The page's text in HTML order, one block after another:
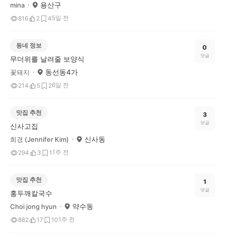
mina 용산구
816 2 45일 전
동네 정보
무더위를 날려줄 보양식
꽃돼지 동선동4가
214 5 26일 전
0
댓글
맛집 추천
신사고집
희경 (Jennifer Kim) 신사동
294 3 1 1주 전
3
댓글
맛집 추천
홍두깨칼국수
Choi jong hyun 약수동
882 17 101주 전
1
댓글